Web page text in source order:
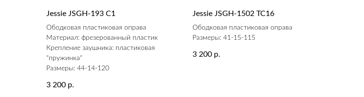
Jessie JSGH-193 C1
Ободковая пластиковая оправа
Материал: фрезерованный пластик
Крепление заушника: пластиковая
"пружинка"
Размеры: 44-14-120
3 200 р.
Jessie JSGH-1502 ТС16
Ободковая пластиковая оправа
Размеры: 41-15-115
3 200 р.